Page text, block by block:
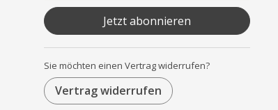
Jetzt abonnieren
Sie möchten einen Vertrag widerrufen?
Vertrag widerrufen